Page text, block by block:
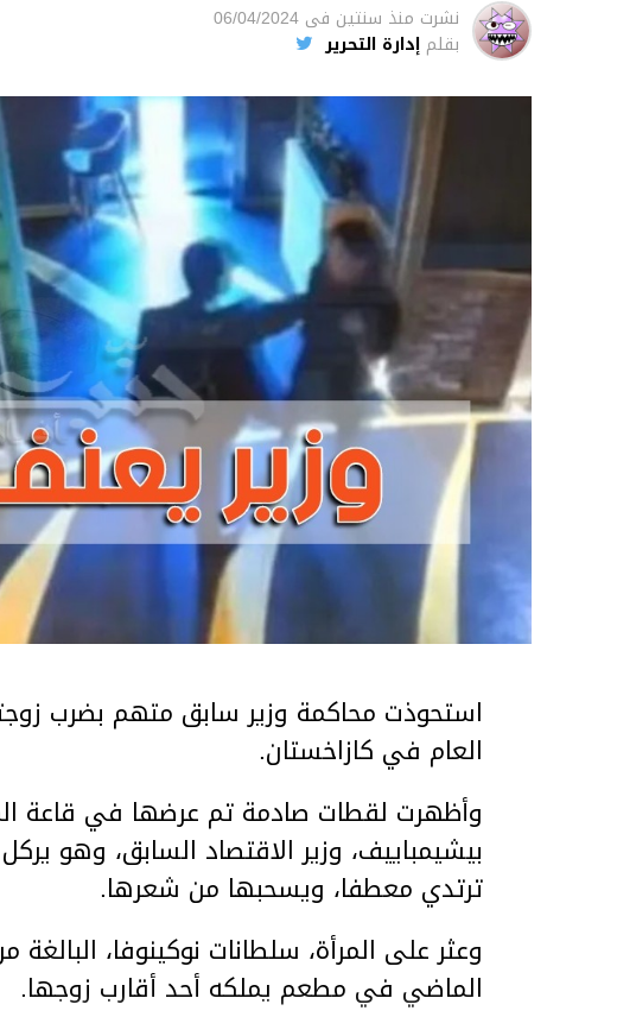
نشرت منذ سنتين فى 06/04/2024
بقلم إدارة التحرير
استحوذت محاكمة وزير سابق متهم بضرب
العام في كازاخستان.
وأظهرت لقطات صادمة تم عرضها في قاعة
بيشيمباييف، وزير الاقتصاد السابق، وهو
ترتدي معطفا، ويسحبها من شعرها.
الماضي في مطعم يملكه أحد أقارب زوجها.